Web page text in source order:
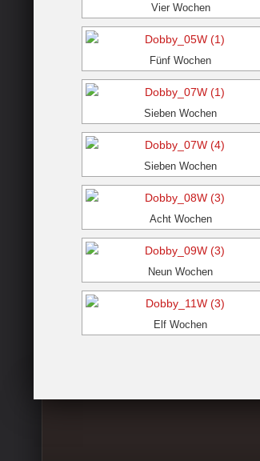
Vier Wochen
Fünf Wochen
Sieben Wochen
Sieben Wochen
Acht Wochen
Neun Wochen
Elf Wochen